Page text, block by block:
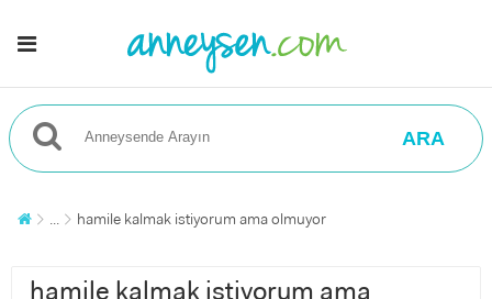
ARA
... hamile kalmak istiyorum ama olmuyor
hamile kalmak istiyorum ama